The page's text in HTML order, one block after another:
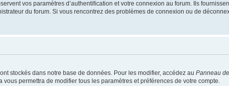
vos paramètres d’authentification et votre connexion au forum. Ils
du forum. Si vous rencontrez des problèmes de connexion ou de
stockés dans notre base de données. Pour les modifier, accédez au Panneau
permettra de modifier tous les paramètres et préférences de votre compte.